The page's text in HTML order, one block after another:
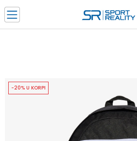
CLICK & COLLECT Platite karticom online i
izboru
SAZNAJTE VIŠE
-20% U KORPI